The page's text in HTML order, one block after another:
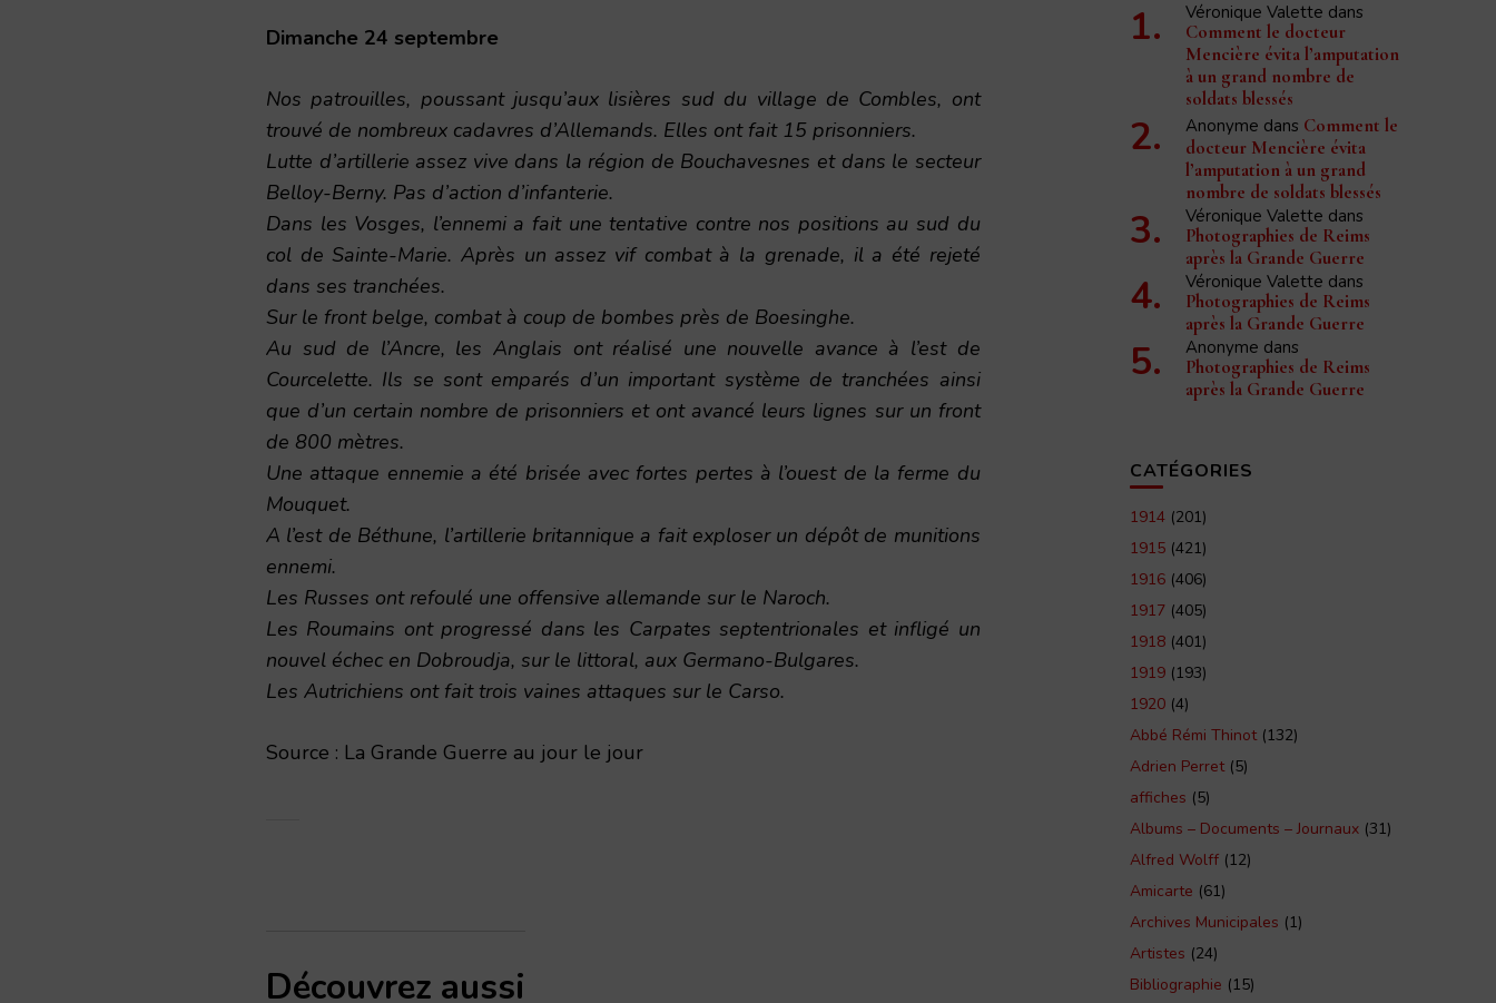
Dimanche 24 septembre
Nos patrouilles, poussant jusqu’aux lisières sud du village de Combles, ont
trouvé de nombreux cadavres d’Allemands. Elles ont fait 15 prisonniers.
Lutte d’artillerie assez vive dans la région de Bouchavesnes et dans le secteur
Belloy-Berny. Pas d’action d’infanterie.
Dans les Vosges, l’ennemi a fait une tentative contre nos positions au sud du
col de Sainte-Marie. Après un assez vif combat à la grenade, il a été rejeté
dans ses tranchées.
Sur le front belge, combat à coup de bombes près de Boesinghe.
Au sud de l’Ancre, les Anglais ont réalisé une nouvelle avance à l’est de
Courcelette. Ils se sont emparés d’un important système de tranchées ainsi
que d’un certain nombre de prisonniers et ont avancé leurs lignes sur un front
de 800 mètres.
Une attaque ennemie a été brisée avec fortes pertes à l’ouest de la ferme du
Mouquet.
A l’est de Béthune, l’artillerie britannique a fait exploser un dépôt de munitions
ennemi.
Les Russes ont refoulé une offensive allemande sur le Naroch.
Les Roumains ont progressé dans les Carpates septentrionales et infligé un
nouvel échec en Dobroudja, sur le littoral, aux Germano-Bulgares.
Les Autrichiens ont fait trois vaines attaques sur le Carso.
Source : La Grande Guerre au jour le jour
Découvrez aussi
Véronique Valette dans
Comment le docteur
Mencière évita l’amputation
à un grand nombre de
soldats blessés
Anonyme dans Comment le
docteur Mencière évita
l’amputation à un grand
nombre de soldats blessés
Véronique Valette dans
Photographies de Reims
après la Grande Guerre
Véronique Valette dans
Photographies de Reims
après la Grande Guerre
Anonyme dans
Photographies de Reims
après la Grande Guerre
CATÉGORIES
1914 (201)
1915 (421)
1916 (406)
1917 (405)
1918 (401)
1919 (193)
1920 (4)
Abbé Rémi Thinot(132)
Adrien Perret(5)
affiches (5)
Albums – Documents – Journaux (31)
Alfred Wolff (12)
Amicarte (61)
Archives Municipales (1)
Artistes (24)
Bibliographie (15)